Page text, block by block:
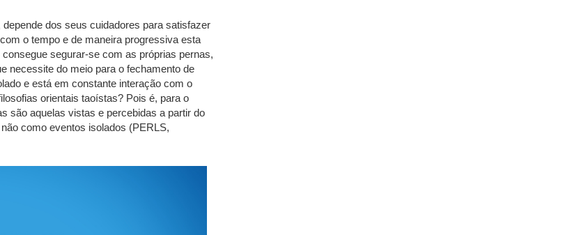
dos seus cuidadores para satisfazer
o tempo e de maneira progressiva esta
segurar-se com as próprias pernas,
necessite do meio para o fechamento de
e está em constante interação com o
orientais taoístas? Pois é, para o
são aquelas vistas e percebidas a partir do
como eventos isolados (PERLS,